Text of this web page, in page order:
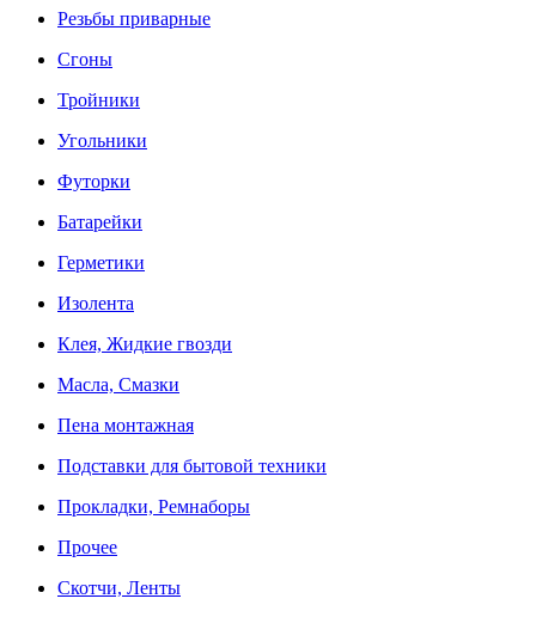
Резьбы приварные
Сгоны
Тройники
Угольники
Футорки
Батарейки
Герметики
Изолента
Клея, Жидкие гвозди
Масла, Смазки
Пена монтажная
Подставки для бытовой техники
Прокладки, Ремнаборы
Прочее
Скотчи, Ленты